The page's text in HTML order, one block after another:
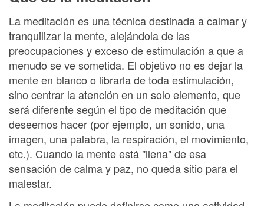
La meditación es una técnica destinada a calmar y
tranquilizar la mente, alejándola de las
preocupaciones y exceso de estimulación a que a
menudo se ve sometida. El objetivo no es dejar la
mente en blanco o librarla de toda estimulación,
sino centrar la atención en un solo elemento, que
será diferente según el tipo de meditación que
deseemos hacer (por ejemplo, un sonido, una
imagen, una palabra, la respiración, el movimiento,
etc.). Cuando la mente está "llena" de esa
sensación de calma y paz, no queda sitio para el
malestar.